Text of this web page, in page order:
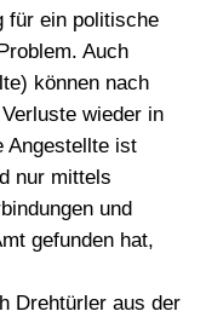
für ein politische
Auch
können nach
wieder in
Angestellte ist
nur mittels
und
gefunden hat,
Drehtürler aus der